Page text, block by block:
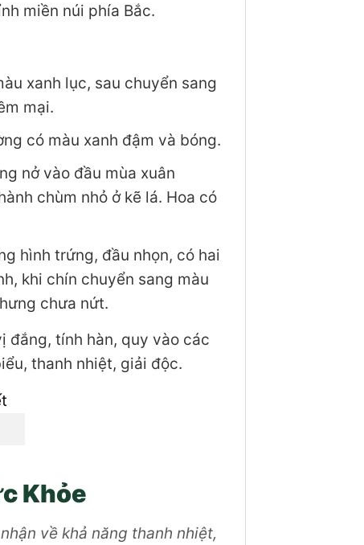
miền núi phía Bắc.
xanh lục, sau chuyển sang
mại.
có màu xanh đậm và bóng.
nở vào đầu mùa xuân
chùm nhỏ ở kẽ lá. Hoa có
hình trứng, đầu nhọn, có hai
khi chín chuyển sang màu
chưa nứt.
đắng, tính hàn, quy vào các
thanh nhiệt, giải độc.
Khỏe
về khả năng thanh nhiệt,